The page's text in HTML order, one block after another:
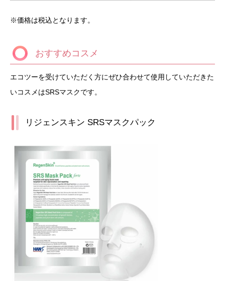
※価格は税込となります。
おすすめコスメ
エコツーを受けていただく方にぜひ合わせて使用していただきた
いコスメはSRSマスクです。
リジェンスキン SRSマスクパック